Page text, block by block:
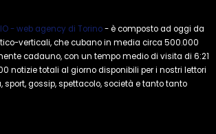
- web agency di Torino- è composto ad oggi da
verticali, che cubano in media circa 500.000
cadauno, con un tempo medio di visita di 6:21
notizie totali al giorno disponibili per i nostri lettori
sport, gossip, spettacolo, società e tanto tanto